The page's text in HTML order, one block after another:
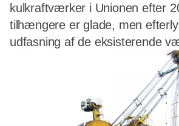
kulkraftværker i Unionen efter
tilhængere er glade, men
udfasning af de eksisterende